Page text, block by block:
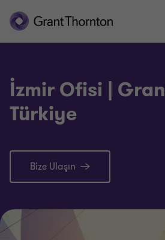
İzmir Ofisi |
Türkiye
Bize Ulaşın